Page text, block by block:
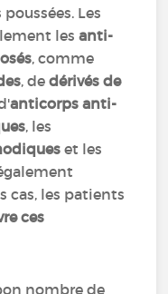
poussées. Les
lesanti-
, comme
, dedérivés de
anticorps anti-
, les
et les
cas, les patients
ces
nombre de